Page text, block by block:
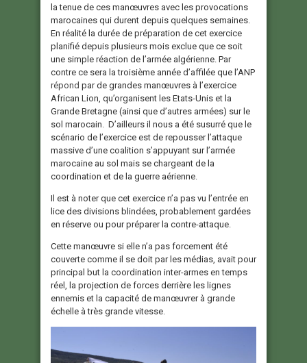
la tenue de ces manœuvres avec les provocations
marocaines qui durent depuis quelques semaines.
En réalité la durée de préparation de cet exercice
planifié depuis plusieurs mois exclue que ce soit
une simple réaction de l’armée algérienne. Par
contre ce sera la troisième année d’affilée que l’ANP
répond par de grandes manœuvres à l’exercice
African Lion, qu’organisent les Etats-Unis et la
Grande Bretagne (ainsi que d’autres armées) sur le
sol marocain. D’ailleurs il nous a été susurré que le
scénario de l’exercice est de repousser l’attaque
massive d’une coalition s’appuyant sur l’armée
marocaine au sol mais se chargeant de la
coordination et de la guerre aérienne.
Il est à noter que cet exercice n’a pas vu l’entrée en
lice des divisions blindées, probablement gardées
en réserve ou pour préparer la contre-attaque.
Cette manœuvre si elle n’a pas forcement été
couverte comme il se doit par les médias, avait pour
principal but la coordination inter-armes en temps
réel, la projection de forces derrière les lignes
ennemis et la capacité de manœuvrer à grande
échelle à très grande vitesse.